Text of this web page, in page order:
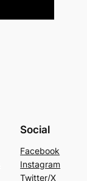
Social
Facebook
Instagram
Twitter/X